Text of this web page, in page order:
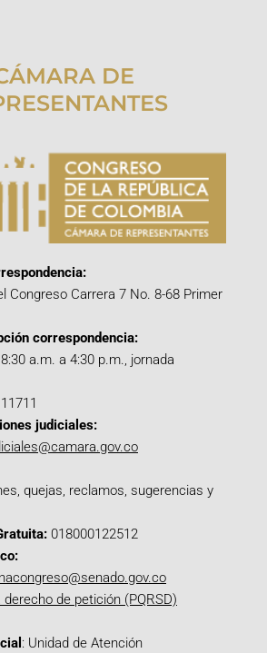
DE
Congreso Carrera 7 No. 8-68 Primer
correspondencia:
a.m. a 4:30 p.m., jornada
judiciales:
quejas, reclamos, sugerencias y
018000122512
de petición (PQRSD)
: Unidad de Atención